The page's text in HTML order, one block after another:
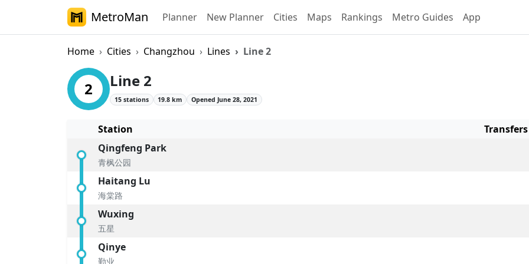
MetroMan Planner New Planner Cities Maps Rankings Metro Guides App
Home Cities Changzhou Lines Line 2
Changzhou Metro Line 2 Overview
2 Line 2
15 stations 19.8 km Opened June 28, 2021
Station
Transfers
Qingfeng Park
青枫公园
Haitang Lu
海棠路
Wuxing
五星
Qinye
勤业